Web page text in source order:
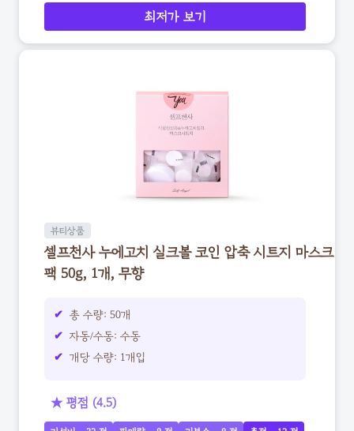
최저가 보기
뷰티상품
셀프천사 누에고치 실크볼 코인 압축 시트지 마스크
팩 50g, 1개, 무향
총 수량: 50개
자동/수동: 수동
개당 수량: 1개입
★ 평점 (4.5)